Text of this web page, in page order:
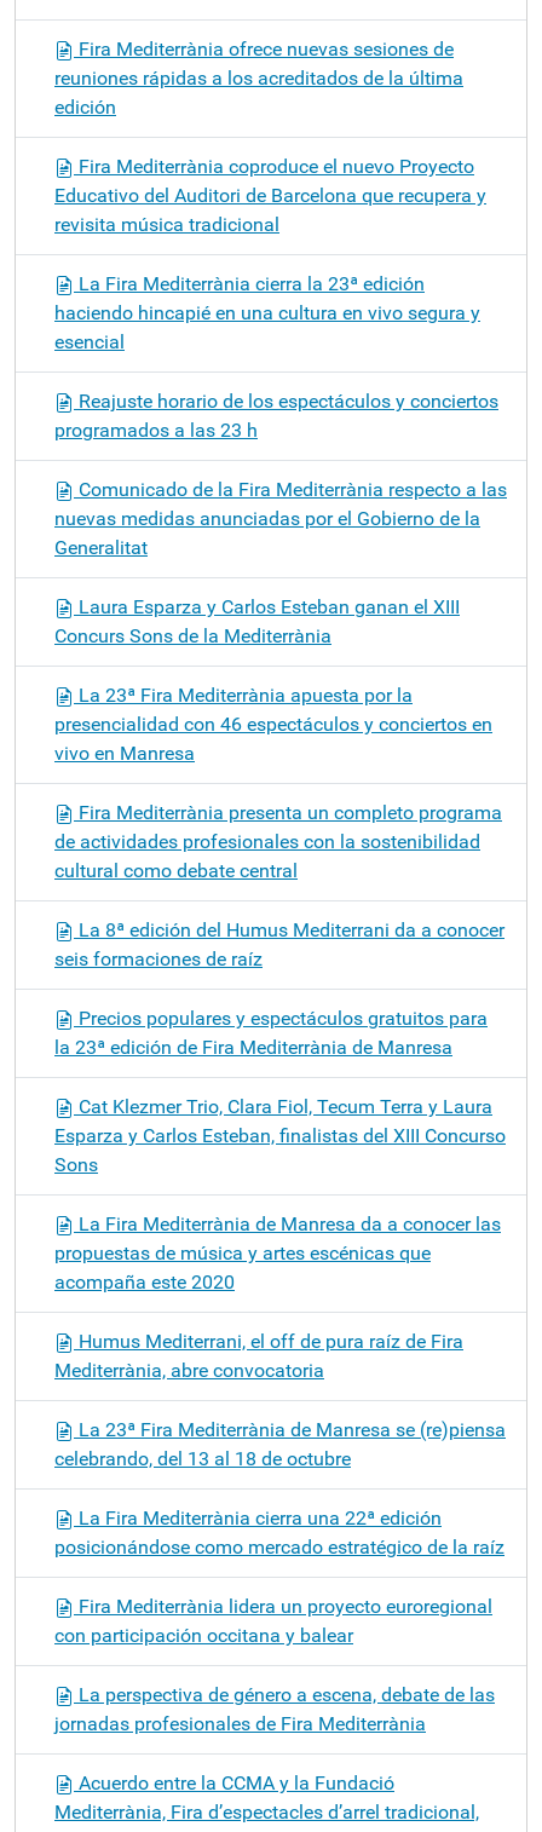
Fira Mediterrània ofrece nuevas sesiones de
reuniones rápidas a los acreditados de la última
edición
Fira Mediterrània coproduce el nuevo Proyecto
Educativo del Auditori de Barcelona que recupera y
revisita música tradicional
La Fira Mediterrània cierra la 23ª edición
haciendo hincapié en una cultura en vivo segura y
esencial
Reajuste horario de los espectáculos y conciertos
programados a las 23 h
Comunicado de la Fira Mediterrània respecto a las
nuevas medidas anunciadas por el Gobierno de la
Generalitat
Laura Esparza y Carlos Esteban ganan el XIII
Concurs Sons de la Mediterrània
La 23ª Fira Mediterrània apuesta por la
presencialidad con 46 espectáculos y conciertos en
vivo en Manresa
Fira Mediterrània presenta un completo programa
de actividades profesionales con la sostenibilidad
cultural como debate central
La 8ª edición del Humus Mediterrani da a conocer
seis formaciones de raíz
Precios populares y espectáculos gratuitos para
la 23ª edición de Fira Mediterrània de Manresa
Cat Klezmer Trio, Clara Fiol, Tecum Terra y Laura
Esparza y Carlos Esteban, finalistas del XIII Concurso
Sons
La Fira Mediterrània de Manresa da a conocer las
propuestas de música y artes escénicas que
acompaña este 2020
Humus Mediterrani, el off de pura raíz de Fira
Mediterrània, abre convocatoria
La 23ª Fira Mediterrània de Manresa se (re)piensa
celebrando, del 13 al 18 de octubre
La Fira Mediterrània cierra una 22ª edición
posicionándose como mercado estratégico de la raíz
Fira Mediterrània lidera un proyecto euroregional
con participación occitana y balear
La perspectiva de género a escena, debate de las
jornadas profesionales de Fira Mediterrània
Acuerdo entre la CCMA y la Fundació
Mediterrània, Fira d’espectacles d’arrel tradicional,